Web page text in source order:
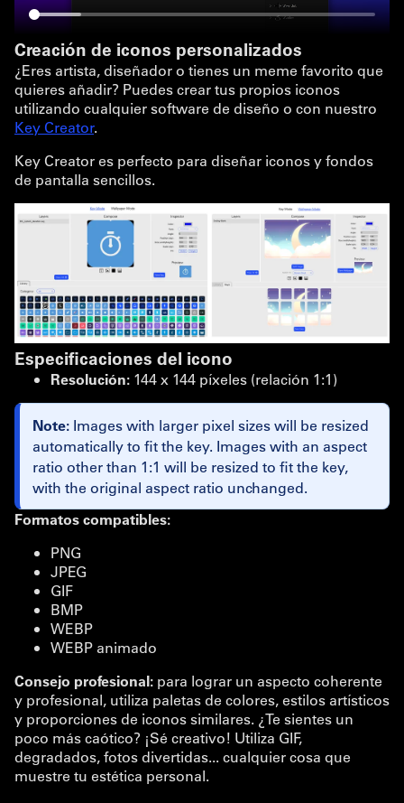
Creación de iconos personalizados
¿Eres artista, diseñador o tienes un meme favorito que
quieres añadir? Puedes crear tus propios iconos
utilizando cualquier software de diseño o con nuestro
Key Creator.
Key Creator es perfecto para diseñar iconos y fondos
de pantalla sencillos.
Especificaciones del icono
Resolución: 144 x 144 píxeles (relación 1:1)
Note: Images with larger pixel sizes will be resized
automatically to fit the key. Images with an aspect
ratio other than 1:1 will be resized to fit the key,
with the original aspect ratio unchanged.
Formatos compatibles:
PNG
JPEG
GIF
BMP
WEBP
WEBP animado
Consejo profesional: para lograr un aspecto coherente
y profesional, utiliza paletas de colores, estilos artísticos
y proporciones de iconos similares. ¿Te sientes un
poco más caótico? ¡Sé creativo! Utiliza GIF,
degradados, fotos divertidas... cualquier cosa que
muestre tu estética personal.